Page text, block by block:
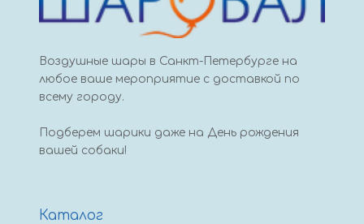
Воздушные шары в Санкт-Петербурге на
любое ваше мероприятие с доставкой по
всему городу.
Подберем шарики даже на День рождения
вашей собаки!
Каталог